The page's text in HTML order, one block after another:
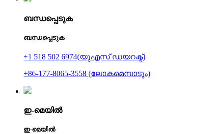
ബന്ധപ്പെടുക
ബന്ധപ്പെടുക
+1 518 502 6974(യുഎസ് ഡയറക്ട്)
+86-177-8065-3558 (ലോകമെമ്പാടും)
ഇ-മെയിൽ
ഇ-മെയിൽ